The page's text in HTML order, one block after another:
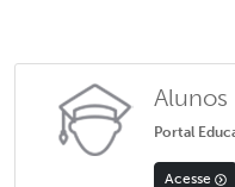
Alunos
Portal
Acesse